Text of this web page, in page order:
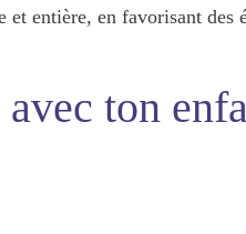
entière, en favorisant des
ton